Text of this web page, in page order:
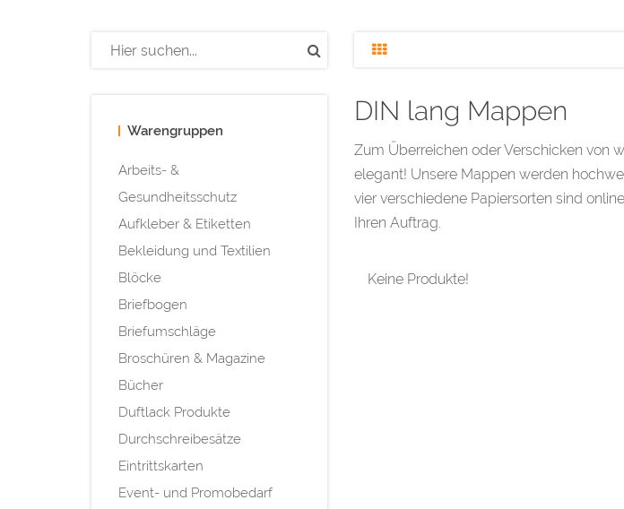
Warengruppen
Arbeits- &
Gesundheitsschutz
Aufkleber & Etiketten
Bekleidung und Textilien
Blöcke
Briefbogen
Briefumschläge
Broschüren & Magazine
Bücher
Duftlack Produkte
Durchschreibesätze
Eintrittskarten
Event- und Promobedarf
DIN lang Mappen
Zum Überreichen oder Verschicken von
elegant! Unsere Mappen werden
vier verschiedene Papiersorten sind
Ihren Auftrag.
Keine Produkte!